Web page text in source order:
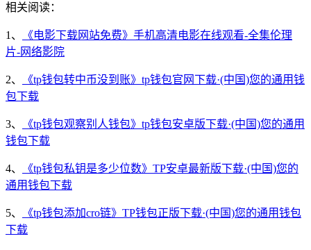
相关阅读：
1、
《电影下载网站免费》手机高清电影在线观看-全集伦理
片-网络影院
2、
《tp钱包转中币没到账》tp钱包官网下载·(中国)您的通用钱
包下载
3、
《tp钱包观察别人钱包》tp钱包安卓版下载·(中国)您的通用
钱包下载
4、
《tp钱包私钥是多少位数》TP安卓最新版下载·(中国)您的
通用钱包下载
5、
《tp钱包添加cro链》TP钱包正版下载·(中国)您的通用钱包
下载